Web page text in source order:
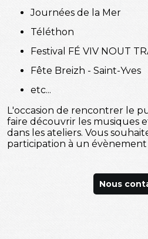
Journées de la Mer
Téléthon
Festival FÉ VIV NOUT
Fête Breizh - Saint-Yves
etc...
L'occasion de rencontrer le
faire découvrir les musiques
dans les ateliers. Vous
participation à un évènement
Nous